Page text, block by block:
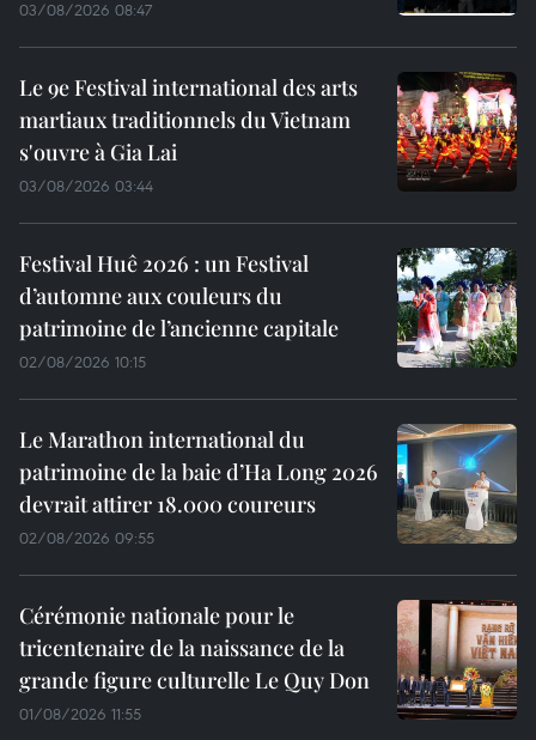
03/08/2026 08:47
Le 9e Festival international des arts
martiaux traditionnels du Vietnam
s'ouvre à Gia Lai
03/08/2026 03:44
Festival Huê 2026 : un Festival
d’automne aux couleurs du
patrimoine de l’ancienne capitale
02/08/2026 10:15
Le Marathon international du
patrimoine de la baie d’Ha Long 2026
devrait attirer 18.000 coureurs
02/08/2026 09:55
Cérémonie nationale pour le
tricentenaire de la naissance de la
grande figure culturelle Le Quy Don
01/08/2026 11:55